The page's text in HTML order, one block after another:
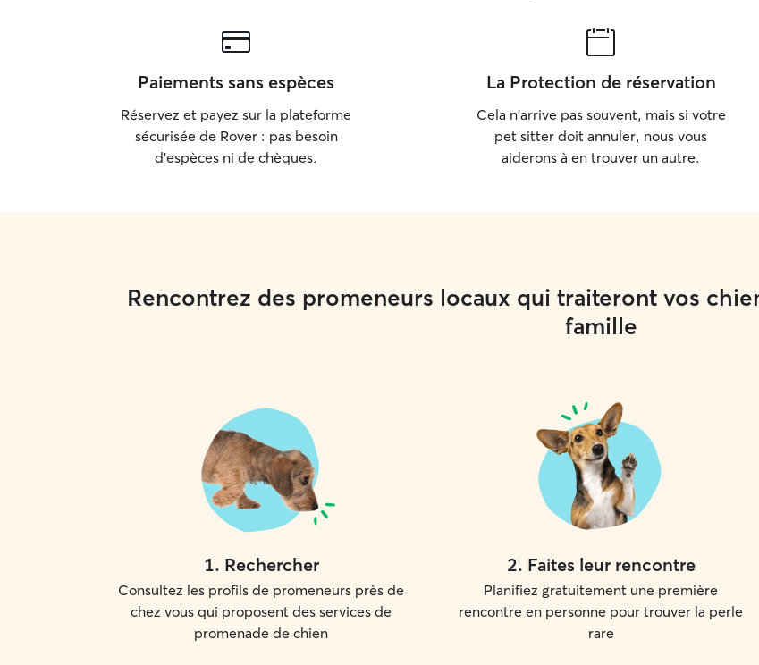
Paiements sans espèces
Réservez et payez sur la plateforme
sécurisée de Rover : pas besoin
d'espèces ni de chèques.
La Protection de réservation
Cela n'arrive pas souvent, mais si votre
pet sitter doit annuler, nous vous
aiderons à en trouver un autre.
Rencontrez des promeneurs locaux qui traiteront vos
famille
1. Rechercher
Consultez les profils de promeneurs près de
chez vous qui proposent des services de
promenade de chien
2. Faites leur rencontre
Planifiez gratuitement une première
rencontre en personne pour trouver la perle
rare